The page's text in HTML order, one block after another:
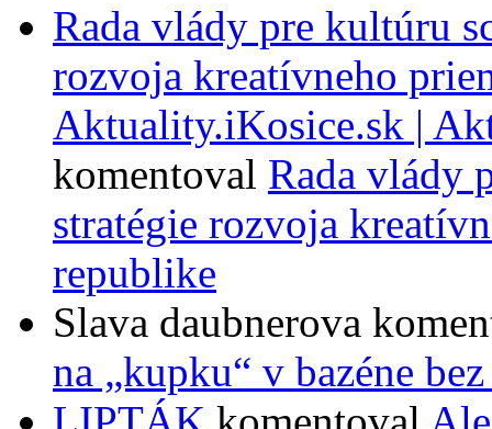
Rada vlády pre kultúru
rozvoja kreatívneho
Aktuality.iKosice.sk |
komentoval Rada vlády
stratégie rozvoja
republike
Slava daubnerova
na „kupku“ v bazéne